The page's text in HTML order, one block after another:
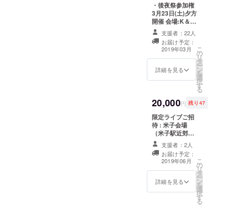
・後夜祭参加権
3月23日(土)夕方
開催 会場:K＆M
ミュージック新
宿店 ※ドリン
ク代は参加者様
ご負担となりま
す ・ワンマンラ
イブ映像
DVD（定点撮影/
ジットします）
・ワンマンライ
ブ記念フォト
ブック
支援者：22人
お届け予定：
2019年03月
詳細を見る
こ
の
リ
タ
ー
ン
を
選
択
す
る
20,000円 残り47
限定ライブご招
待 : 米子会場
（米子駅近郊の
ライブハウスを
予定） ※ドリン
ク代は参加者様
ご負担となりま
す ※2019年6月
頃予定しており
支援者：2人
お届け予定：
2019年06月
詳細を見る
こ
の
リ
タ
ー
ン
を
選
択
す
る